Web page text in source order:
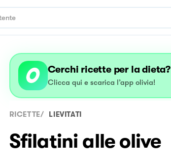
Cerchi ricette per la dieta?
Clicca qui e scarica l’app olivia!
RICETTE/ LIEVITATI
Sfilatini alle olive